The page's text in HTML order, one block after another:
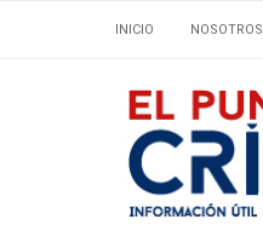
INICIO NOSOTROS